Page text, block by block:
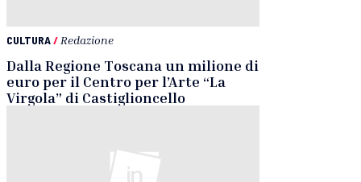
CULTURA/ Redazione
Dalla Regione Toscana un milione di
euro per il Centro per l’Arte “La
Virgola” di Castiglioncello